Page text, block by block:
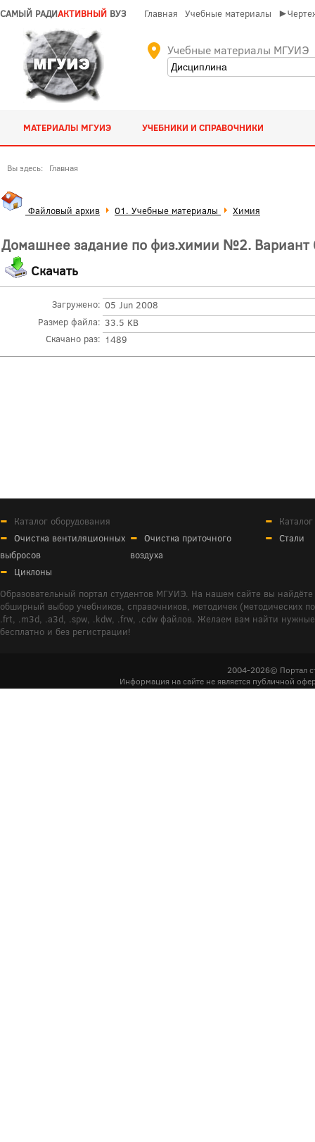
САМЫЙ РАДИАКТИВНЫЙ ВУЗ Главная Учебные материалы
Учебные материалы МГУИЭ
МАТЕРИАЛЫ МГУИЭ УЧЕБНИКИ И СПРАВОЧНИКИ
Вы здесь: Главная
Файловый архив 01. Учебные материалы Химия
Домашнее задание по физ.химии №2. Вариант
Скачать
Загружено: 05 Jun 2008
Размер файла: 33.5 KB
Скачано раз: 1489
Каталог оборудования
Очистка вентиляционных
выбросов
Очистка приточного
воздуха
Циклоны
Стали
Образовательный портал студентов МГУИЭ. На нашем сайте вы
обширный выбор учебников, справочников, методичек (методических
.frt, .m3d, .a3d, .spw, .kdw, .frw, .cdw файлов. Желаем вам найти
бесплатно и без регистрации!
2004-2026© Портал
Информация на сайте не является публичной